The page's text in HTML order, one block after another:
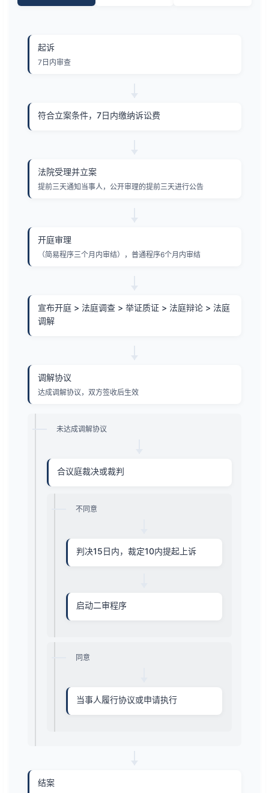
起诉
7日内审查
符合立案条件，7日内缴纳诉讼费
法院受理并立案
提前三天通知当事人，公开审理的提前三天进行公告
开庭审理
（简易程序三个月内审结），普通程序6个月内审结
宣布开庭 > 法庭调查 > 举证质证 > 法庭辩论 > 法庭
调解
调解协议
达成调解协议，双方签收后生效
未达成调解协议
合议庭裁决或裁判
不同意
判决15日内，裁定10内提起上诉
启动二审程序
同意
当事人履行协议或申请执行
结案